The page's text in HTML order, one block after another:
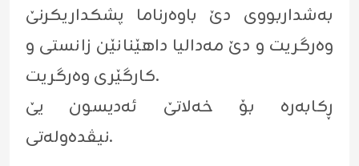
بەشداربووی دێ باوەرناما پشکداریکرنێ
وەرگریت و دێ مەدالیا داهێنانێن زانستی و
کارگێری وەرگریت.
ڕکابەرە بۆ خەلاتێ ئەدیسون یێ
نیڤدەولەتی.